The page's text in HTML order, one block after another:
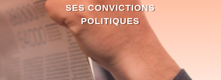
SES CONVICTIONS
POLITIQUES